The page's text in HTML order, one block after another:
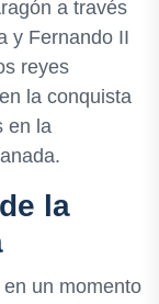
a través
y Fernando II
reyes
la conquista
en la
la
un momento